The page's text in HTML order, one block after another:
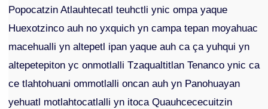
Popocatzin Atlauhtecatl teuhctli ynic ompa yaque
Huexotzinco auh no yxquich yn campa tepan moyahuac
macehualli yn altepetl ipan yaque auh ca ça yuhqui yn
altepetepiton yc onmotlalli Tzaqualtitlan Tenanco ynic ca
ce tlahtohuani ommotlalli oncan auh yn Panohuayan
yehuatl motlahtocatlalli yn itoca Quauhcececuitzin